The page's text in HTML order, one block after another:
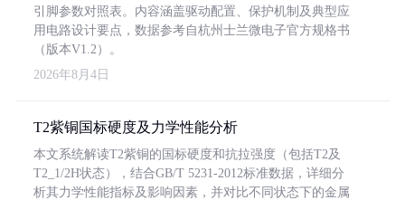
引脚参数对照表。内容涵盖驱动配置、保护机制及典型应
用电路设计要点，数据参考自杭州士兰微电子官方规格书
（版本V1.2）。
2026年8月4日
T2紫铜国标硬度及力学性能分析
本文系统解读T2紫铜的国标硬度和抗拉强度（包括T2及
T2_1/2H状态），结合GB/T 5231-2012标准数据，详细分
析其力学性能指标及影响因素，并对比不同状态下的金属